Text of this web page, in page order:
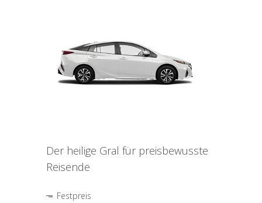
Der heilige Gral für preisbewusste
Reisende
Festpreis